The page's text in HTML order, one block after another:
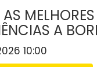
MELHORES
A
10:00